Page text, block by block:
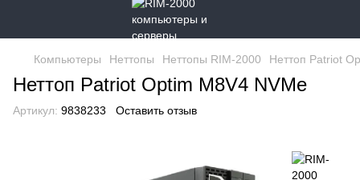
Компьютеры Неттопы Неттопы RIM-2000 Неттоп Patriot
Неттоп Patriot Optim M8V4 NVMe
Артикул: 9838233 Оставить отзыв